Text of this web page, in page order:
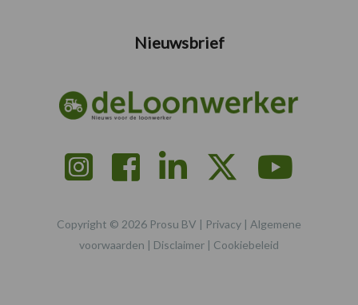
Nieuwsbrief
Copyright © 2026 Prosu BV | Privacy | Algemene
voorwaarden | Disclaimer | Cookiebeleid